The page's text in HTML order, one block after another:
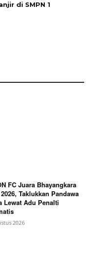
di SMPN 1
FC Juara Bhayangkara
Taklukkan Pandawa
Lewat Adu Penalti
2026